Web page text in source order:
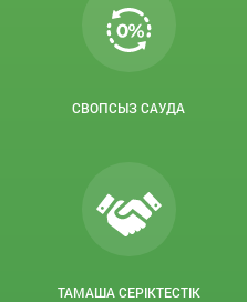
СВОПСЫЗ САУДА
ТАМАША СЕРІКТЕСТІК